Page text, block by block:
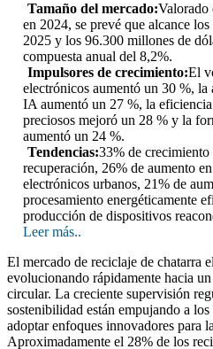
Tamaño del mercado:Valorado
en 2024, se prevé que alcance
2025 y los 96.300 millones de
compuesta anual del 8,2%.
Impulsores de crecimiento:El
electrónicos aumentó un 30 %,
IA aumentó un 27 %, la
preciosos mejoró un 28 % y la
aumentó un 24 %.
Tendencias:33% de crecimiento
recuperación, 26% de aumento
electrónicos urbanos, 21% de
procesamiento energéticamente
producción de dispositivos
Leer más..
El mercado de reciclaje de chatarra
evolucionando rápidamente hacia
circular. La creciente supervisión
sostenibilidad están empujando a
adoptar enfoques innovadores para
Aproximadamente el 28% de los